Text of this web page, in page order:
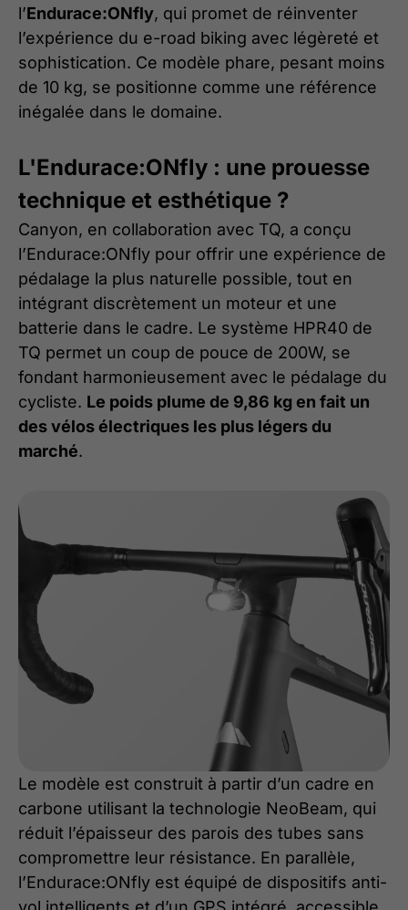
l’Endurace:ONfly, qui promet de réinventer
l’expérience du e-road biking avec légèreté et
sophistication. Ce modèle phare, pesant moins
de 10 kg, se positionne comme une référence
inégalée dans le domaine.
L'Endurace:ONfly : une prouesse
technique et esthétique ?
Canyon, en collaboration avec TQ, a conçu
l’Endurace:ONfly pour offrir une expérience de
pédalage la plus naturelle possible, tout en
intégrant discrètement un moteur et une
batterie dans le cadre. Le système HPR40 de
TQ permet un coup de pouce de 200W, se
fondant harmonieusement avec le pédalage du
cycliste. Le poids plume de 9,86 kg en fait un
des vélos électriques les plus légers du
marché.
Le modèle est construit à partir d’un cadre en
carbone utilisant la technologie NeoBeam, qui
réduit l’épaisseur des parois des tubes sans
compromettre leur résistance. En parallèle,
l’Endurace:ONfly est équipé de dispositifs anti-